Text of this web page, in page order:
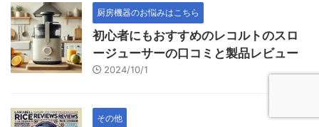
厨房機器のお悩みはこちら
初心者にもおすすめのレコルトのスロ
ージューサーの口コミと製品レビュー
2024/10/1
その他